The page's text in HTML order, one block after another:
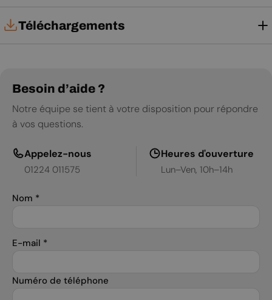
Téléchargements
Notice d'utilisation
Besoin d’aide ?
Notre équipe se tient à votre disposition pour répondre
à vos questions.
Appelez-nous
01224 011575
Heures d'ouverture
Lun–Ven, 10h–14h
Nom *
E-mail *
Numéro de téléphone